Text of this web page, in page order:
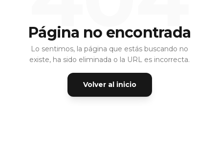
Página no encontrada
Lo sentimos, la página que estás buscando no
existe, ha sido eliminada o la URL es incorrecta.
Volver al inicio